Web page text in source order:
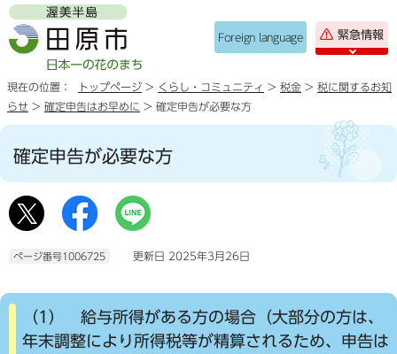
Foreign language 緊急情報
現在の位置： トップページ > くらし・コミュニティ > 税金 > 税に関するお知
らせ > 確定申告はお早めに > 確定申告が必要な方
確定申告が必要な方
ページ番号1006725 更新日 2025年3月26日
（1） 給与所得がある方の場合（大部分の方は、
年末調整により所得税等が精算されるため、申告は